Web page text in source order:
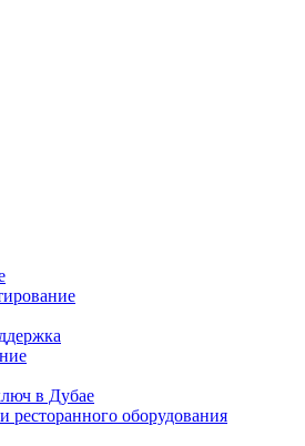
в Дубае
ресторанного оборудования